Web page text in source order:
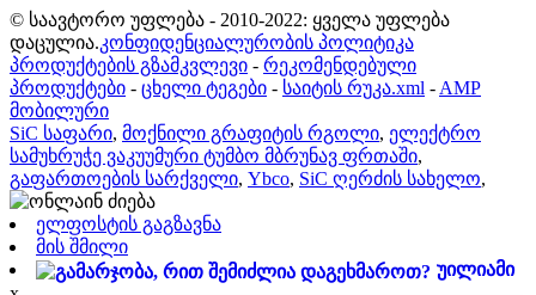
© საავტორო უფლება - 2010-2022: ყველა უფლება
დაცულია.კონფიდენციალურობის პოლიტიკა
პროდუქტების გზამკვლევი - რეკომენდებული
პროდუქტები - ცხელი ტეგები - საიტის რუკა.xml - AMP
მობილური
SiC საფარი, მოქნილი გრაფიტის რგოლი, ელექტრო
სამუხრუჭე ვაკუუმური ტუმბო მბრუნავ ფრთაში,
გაფართოების სარქველი, Ybco, SiC ღერძის სახელო,
ელფოსტის გაგზავნა
მის შმილი
უილიამი